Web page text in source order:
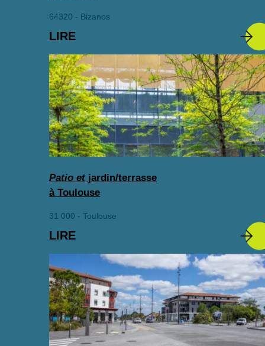
64320 - Bizanos
LIRE
Patio et jardin/terrasse
à Toulouse
31 000 - Toulouse
LIRE